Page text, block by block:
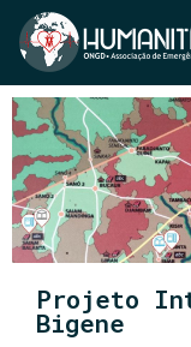
Projeto
Bigene